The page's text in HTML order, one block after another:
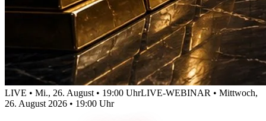
LIVE • Mi., 26. August • 19:00 UhrLIVE-WEBINAR • Mittwoch,
26. August 2026 • 19:00 Uhr